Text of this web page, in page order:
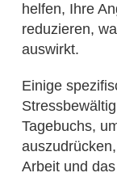
helfen, Ihre
reduzieren,
auswirkt.
Einige
Tagebuchs,
Arbeit und